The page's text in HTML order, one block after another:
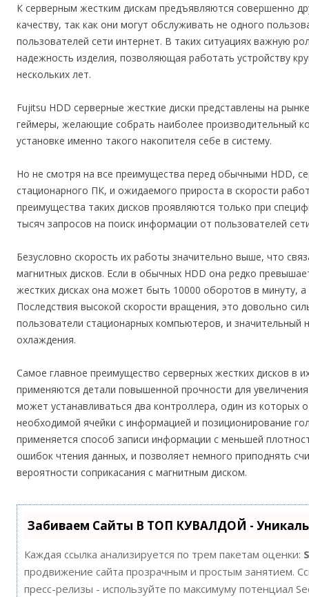
К серверным жестким дискам предъявляются совершенно
качеству, так как они могут обслуживать не одного
пользователей сети интернет. В таких ситуациях важную
надежность изделия, позволяющая работать устройству
нескольких лет.
Fujitsu HDD серверные жесткие диски представлены на
геймеры, желающие собрать наиболее производительный
установке именно такого накопителя себе в систему.
Но не смотря на все преимущества перед обычными HDD,
стационарного ПК, и ожидаемого прироста в скорости
преимущества таких дисков проявляются только при
тысяч запросов на поиск информации от пользователей
Безусловно скорость их работы значительно выше, что
магнитных дисков. Если в обычных HDD она редко
жестких дисках она может быть 10000 оборотов в минуту,
Последствия высокой скорости вращения, это довольно
пользователи стационарных компьютеров, и значительный
охлаждения.
Самое главное преимущество серверных жестких дисков в
применяются детали повышенной прочности для
может устанавливаться два контроллера, один из которых
необходимой ячейки с информацией и позиционирование
применяется способ записи информации с меньшей
ошибок чтения данных, и позволяет немного приподнять
вероятности соприкасания с магнитным диском.
Забиваем Сайты В ТОП КУВАЛДОЙ -
Каждая ссылка анализируется по трем пакетам оценки:
продвижение сайта прозрачным и простым занятием.
пресс-релизы - используйте по максимуму потенциал